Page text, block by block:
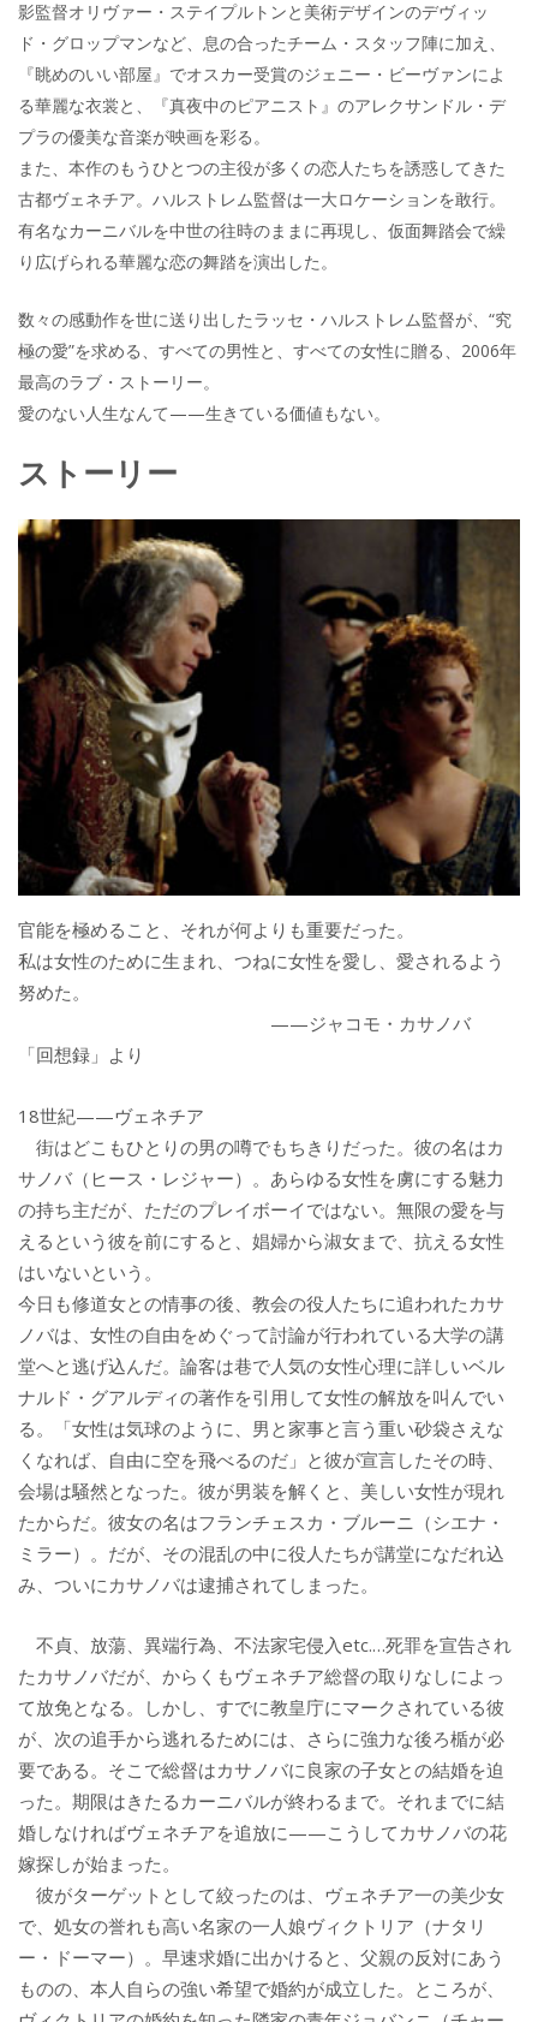
影監督オリヴァー・ステイプルトンと美術デザインのデヴィッ
ド・グロップマンなど、息の合ったチーム・スタッフ陣に加え、
『眺めのいい部屋』でオスカー受賞のジェニー・ビーヴァンによ
る華麗な衣裳と、『真夜中のピアニスト』のアレクサンドル・デ
プラの優美な音楽が映画を彩る。
また、本作のもうひとつの主役が多くの恋人たちを誘惑してきた
古都ヴェネチア。ハルストレム監督は一大ロケーションを敢行。
有名なカーニバルを中世の往時のままに再現し、仮面舞踏会で繰
り広げられる華麗な恋の舞踏を演出した。
数々の感動作を世に送り出したラッセ・ハルストレム監督が、“究
極の愛”を求める、すべての男性と、すべての女性に贈る、2006年
最高のラブ・ストーリー。
愛のない人生なんて——生きている価値もない。
ストーリー
官能を極めること、それが何よりも重要だった。
私は女性のために生まれ、つねに女性を愛し、愛されるよう
努めた。
——ジャコモ・カサノバ
「回想録」より
18世紀——ヴェネチア
街はどこもひとりの男の噂でもちきりだった。彼の名はカ
サノバ（ヒース・レジャー）。あらゆる女性を虜にする魅力
の持ち主だが、ただのプレイボーイではない。無限の愛を与
えるという彼を前にすると、娼婦から淑女まで、抗える女性
はいないという。
今日も修道女との情事の後、教会の役人たちに追われたカサ
ノバは、女性の自由をめぐって討論が行われている大学の講
堂へと逃げ込んだ。論客は巷で人気の女性心理に詳しいベル
ナルド・グアルディの著作を引用して女性の解放を叫んでい
る。「女性は気球のように、男と家事と言う重い砂袋さえな
くなれば、自由に空を飛べるのだ」と彼が宣言したその時、
会場は騒然となった。彼が男装を解くと、美しい女性が現れ
たからだ。彼女の名はフランチェスカ・ブルーニ（シエナ・
ミラー）。だが、その混乱の中に役人たちが講堂になだれ込
み、ついにカサノバは逮捕されてしまった。
不貞、放蕩、異端行為、不法家宅侵入etc.…死罪を宣告され
たカサノバだが、からくもヴェネチア総督の取りなしによっ
て放免となる。しかし、すでに教皇庁にマークされている彼
が、次の追手から逃れるためには、さらに強力な後ろ楯が必
要である。そこで総督はカサノバに良家の子女との結婚を迫
った。期限はきたるカーニバルが終わるまで。それまでに結
婚しなければヴェネチアを追放に——こうしてカサノバの花
嫁探しが始まった。
彼がターゲットとして絞ったのは、ヴェネチア一の美少女
で、処女の誉れも高い名家の一人娘ヴィクトリア（ナタリ
ー・ドーマー）。早速求婚に出かけると、父親の反対にあう
ものの、本人自らの強い希望で婚約が成立した。ところが、